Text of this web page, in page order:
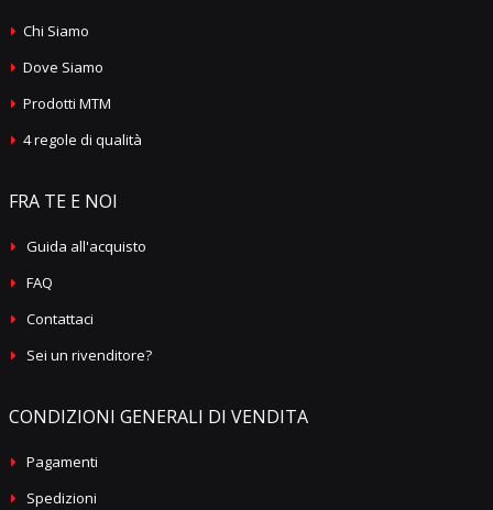
Chi Siamo
Dove Siamo
Prodotti MTM
4 regole di qualità
FRA TE E NOI
Guida all'acquisto
FAQ
Contattaci
Sei un rivenditore?
CONDIZIONI GENERALI DI VENDITA
Pagamenti
Spedizioni